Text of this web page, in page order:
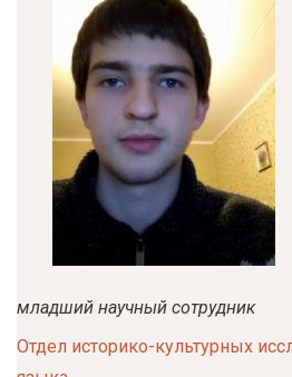
младший научный сотрудник
Отдел историко-культурных